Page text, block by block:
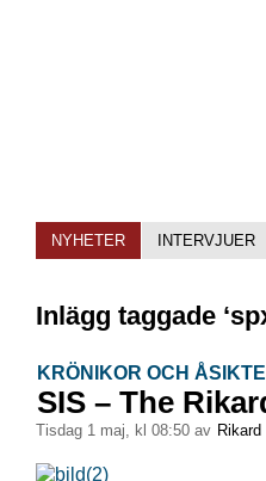
NYHETER INTERVJUER
Inlägg taggade
KRÖNIKOR OCH
SIS – The
tisdag 1 maj, kl 08:50 av Rikard